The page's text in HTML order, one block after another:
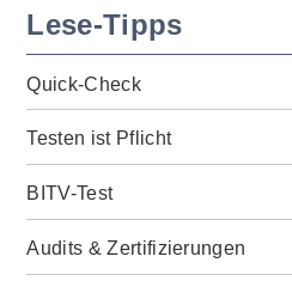
Lese-Tipps
Quick-Check
Testen ist Pflicht
BITV-Test
Audits & Zertifizierungen